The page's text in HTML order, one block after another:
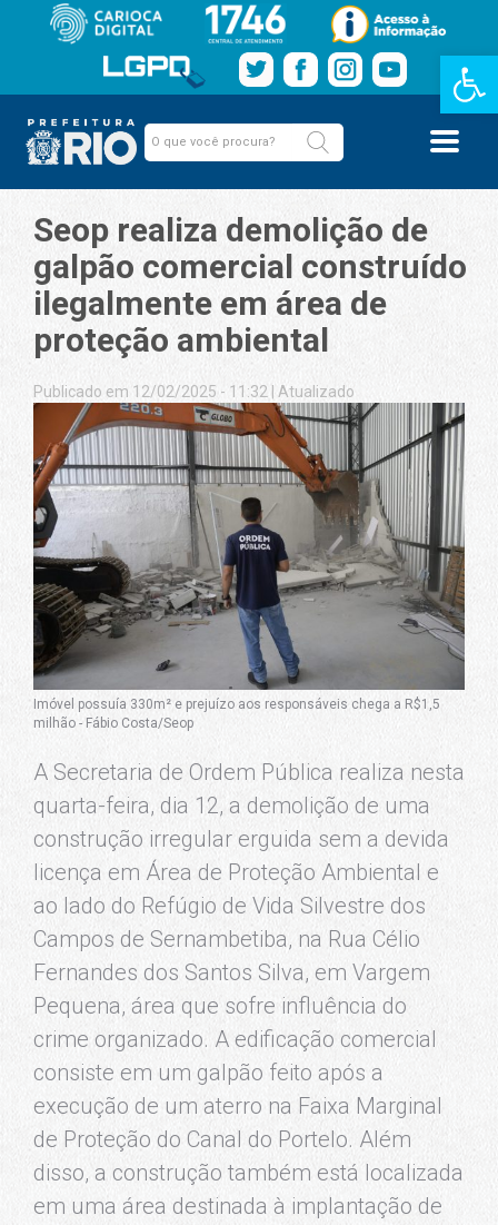
Barra de
Seop realiza demolição de
galpão comercial construído
ilegalmente em área de
proteção ambiental
Publicado em 12/02/2025 - 11:32 Atualizado
Imóvel possuía 330m² e prejuízo aos responsáveis chega a R$1,5
milhão - Fábio Costa/Seop
A Secretaria de Ordem Pública realiza nesta
quarta-feira, dia 12, a demolição de uma
construção irregular erguida sem a devida
licença em Área de Proteção Ambiental e
ao lado do Refúgio de Vida Silvestre dos
Campos de Sernambetiba, na Rua Célio
Fernandes dos Santos Silva, em Vargem
Pequena, área que sofre influência do
crime organizado. A edificação comercial
consiste em um galpão feito após a
execução de um aterro na Faixa Marginal
de Proteção do Canal do Portelo. Além
disso, a construção também está localizada
em uma área destinada à implantação de